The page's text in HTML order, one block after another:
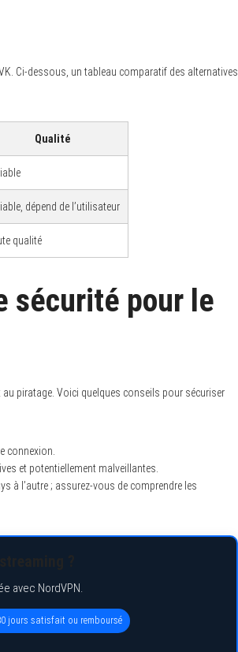
Ci-dessous, un tableau comparatif des alternatives
Qualité
dépend de l’utilisateur
qualité
sécurité pour le
piratage. Voici quelques conseils pour sécuriser
connexion.
et potentiellement malveillantes.
à l’autre ; assurez-vous de comprendre les
avec NordVPN.
jours satisfait ou remboursé